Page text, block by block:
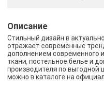
Описание
Стильный дизайн в
отражает современные
дополнением современного
ткани, постельное белье и
производителя по выгодной
можно в каталоге на